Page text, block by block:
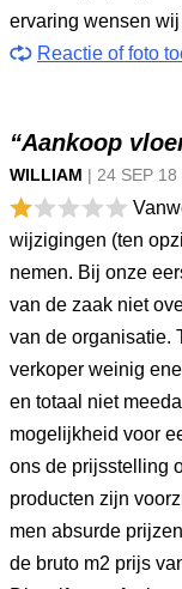
ervaring wensen
Reactie of foto
“Aankoop
WILLIAM | 24 SEP 18
wijzigingen (ten
nemen. Bij onze
van de zaak niet
van de organisatie.
verkoper weinig
en totaal niet
mogelijkheid voor
ons de prijsstelling
producten zijn
men absurde
de bruto m2 prijs